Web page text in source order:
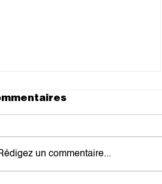
un commentaire...